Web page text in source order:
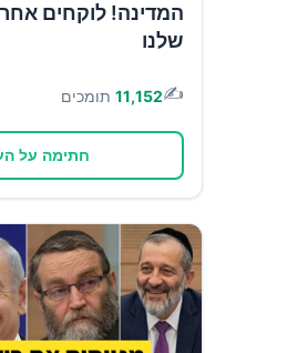
המדינה! לוקחים
שלנו
✍️
11,152 תומכים
חתימה על